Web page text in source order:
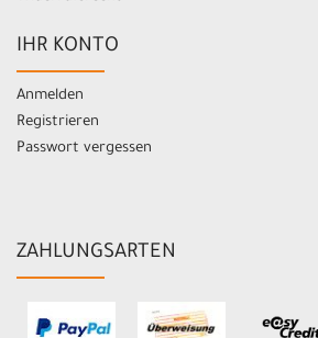
IHR KONTO
Anmelden
Registrieren
Passwort vergessen
ZAHLUNGSARTEN